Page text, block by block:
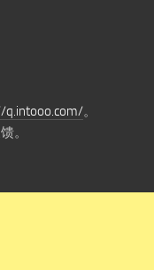
q.intooo.com/。
。